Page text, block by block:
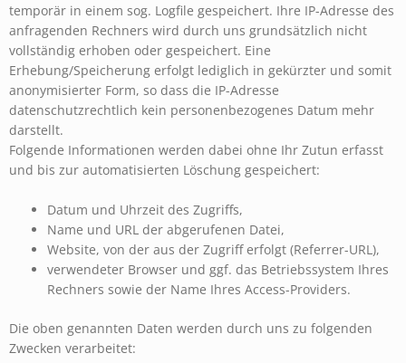
temporär in einem sog. Logfile gespeichert. Ihre IP-Adresse des
anfragenden Rechners wird durch uns grundsätzlich nicht
vollständig erhoben oder gespeichert. Eine
Erhebung/Speicherung erfolgt lediglich in gekürzter und somit
anonymisierter Form, so dass die IP-Adresse
datenschutzrechtlich kein personenbezogenes Datum mehr
darstellt.
Folgende Informationen werden dabei ohne Ihr Zutun erfasst
und bis zur automatisierten Löschung gespeichert:
Datum und Uhrzeit des Zugriffs,
Name und URL der abgerufenen Datei,
Website, von der aus der Zugriff erfolgt (Referrer-URL),
verwendeter Browser und ggf. das Betriebssystem Ihres
Rechners sowie der Name Ihres Access-Providers.
Die oben genannten Daten werden durch uns zu folgenden
Zwecken verarbeitet: